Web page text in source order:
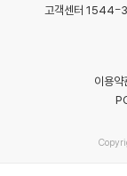
고객센터 1544-
이용약